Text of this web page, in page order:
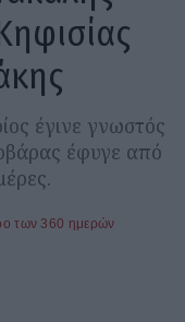
έγινε γνωστός
έφυγε από
των 360 ημερών